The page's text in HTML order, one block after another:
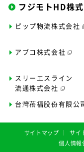
フジモトHD株
ピップ物流株式会社
アブコ株式会社
スリーエスライン
流通株式会社
台灣蓓福股份有限公
サイトマップ サイ
個人情報